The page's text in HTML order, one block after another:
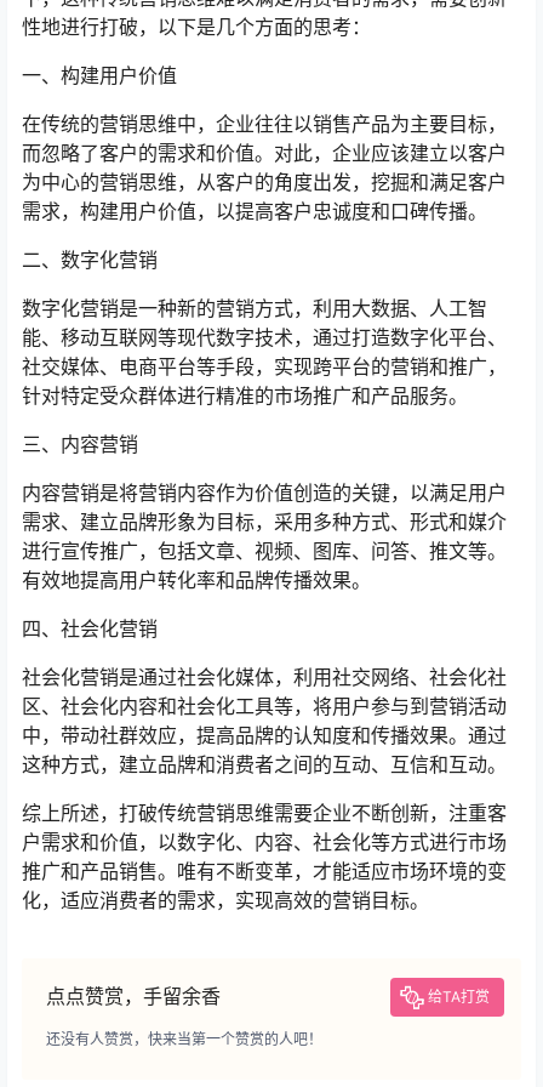
性地进行打破，以下是几个方面的思考：
一、构建用户价值
在传统的营销思维中，企业往往以销售产品为主要目标，
而忽略了客户的需求和价值。对此，企业应该建立以客户
为中心的营销思维，从客户的角度出发，挖掘和满足客户
需求，构建用户价值，以提高客户忠诚度和口碑传播。
二、数字化营销
数字化营销是一种新的营销方式，利用大数据、人工智
能、移动互联网等现代数字技术，通过打造数字化平台、
社交媒体、电商平台等手段，实现跨平台的营销和推广，
针对特定受众群体进行精准的市场推广和产品服务。
三、内容营销
内容营销是将营销内容作为价值创造的关键，以满足用户
需求、建立品牌形象为目标，采用多种方式、形式和媒介
进行宣传推广，包括文章、视频、图库、问答、推文等。
有效地提高用户转化率和品牌传播效果。
四、社会化营销
社会化营销是通过社会化媒体，利用社交网络、社会化社
区、社会化内容和社会化工具等，将用户参与到营销活动
中，带动社群效应，提高品牌的认知度和传播效果。通过
这种方式，建立品牌和消费者之间的互动、互信和互动。
综上所述，打破传统营销思维需要企业不断创新，注重客
户需求和价值，以数字化、内容、社会化等方式进行市场
推广和产品销售。唯有不断变革，才能适应市场环境的变
化，适应消费者的需求，实现高效的营销目标。
点点赞赏，手留余香 给TA打赏
还没有人赞赏，快来当第一个赞赏的人吧！